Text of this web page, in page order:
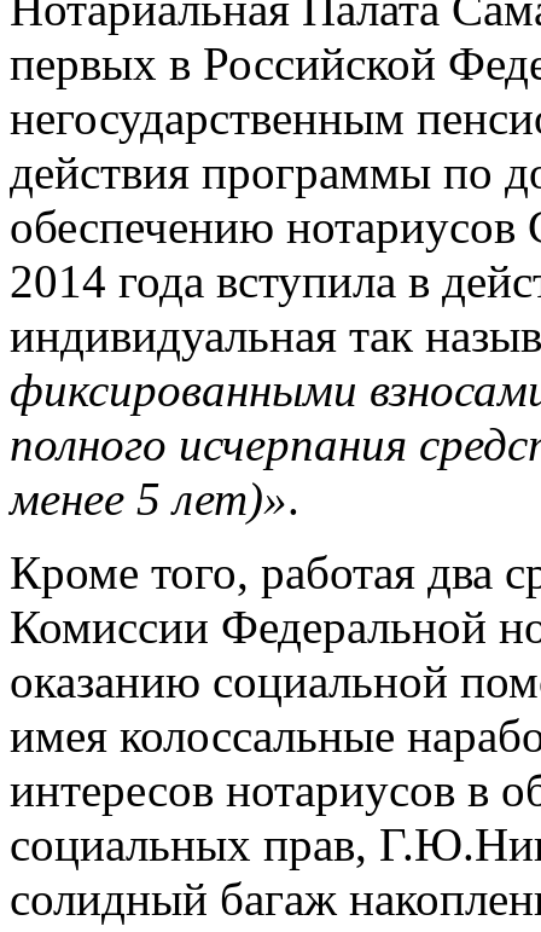
первых в Российской
негосударственным
действия программы по
обеспечению нотариусов
2014 года вступила в
индивидуальная так
фиксированными
полного исчерпания
менее 5 лет)».
Кроме того, работая два
Комиссии Федеральной
оказанию социальной
имея колоссальные
интересов нотариусов в
социальных прав,
солидный багаж